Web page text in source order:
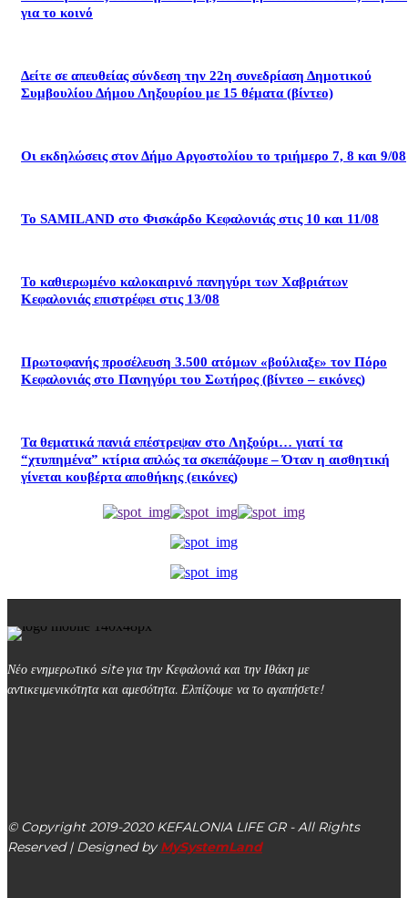
για το κοινό
Δείτε σε απευθείας σύνδεση την 22η συνεδρίαση Δημοτικού
Συμβουλίου Δήμου Ληξουρίου με 15 θέματα (βίντεο)
Οι εκδηλώσεις στον Δήμο Αργοστολίου το τριήμερο 7, 8 και 9/08
Το SAMILAND στο Φισκάρδο Κεφαλονιάς στις 10 και 11/08
Το καθιερωμένο καλοκαιρινό πανηγύρι των Χαβριάτων
Κεφαλονιάς επιστρέφει στις 13/08
Πρωτοφανής προσέλευση 3.500 ατόμων «βούλιαξε» τον Πόρο
Κεφαλονιάς στο Πανηγύρι του Σωτήρος (βίντεο – εικόνες)
Τα θεματικά πανιά επέστρεψαν στο Ληξούρι… γιατί τα
“χτυπημένα” κτίρια απλώς τα σκεπάζουμε – Όταν η αισθητική
γίνεται κουβέρτα αποθήκης (εικόνες)
Νέο ενημερωτικό site για την Κεφαλονιά και την Ιθάκη με
αντικειμενικότητα και αμεσότητα. Ελπίζουμε να το αγαπήσετε!
© Copyright 2019-2020 KEFALONIA LIFE GR - All Rights
Reserved | Designed by MySystemLand